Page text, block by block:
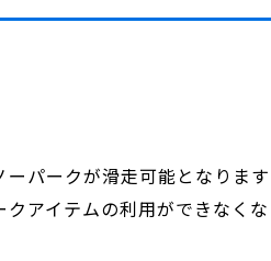
パークが滑走可能となります
アイテムの利用ができなくな